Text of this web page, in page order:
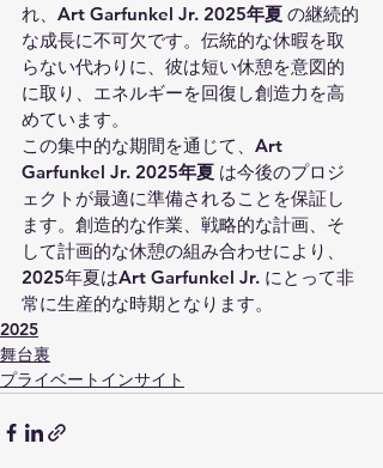
れ、 Art Garfunkel Jr. 2025年夏 の継続的
な成長に不可欠です。伝統的な休暇を取
らない代わりに、彼は短い休憩を意図的
に取り、エネルギーを回復し創造力を高
めています。
この集中的な期間を通じて、 Art
Garfunkel Jr. 2025年夏 は今後のプロジ
ェクトが最適に準備されることを保証し
ます。創造的な作業、戦略的な計画、そ
して計画的な休憩の組み合わせにより、
2025年夏はArt Garfunkel Jr. にとって非
常に生産的な時期となります。
2025
舞台裏
プライベートインサイト